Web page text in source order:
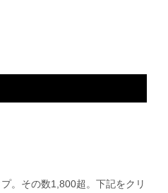
。その数1,800超。下記をクリ